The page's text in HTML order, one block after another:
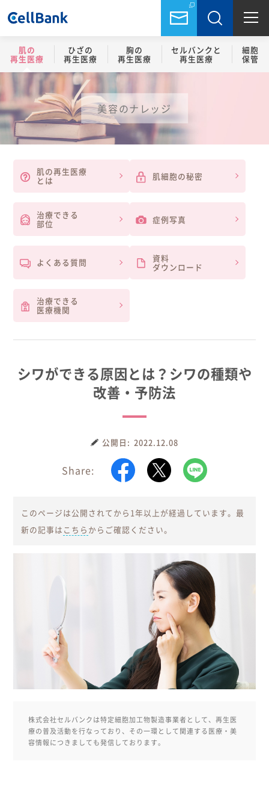
肌の
再生医療
ひざの
再生医療
胸の
再生医療
セルバンクと
再生医療
細胞
保管
美容のナレッジ
肌の再生医療
とは 肌細胞の秘密
治療できる
部位 症例写真
よくある質問 資料
ダウンロード
治療できる
医療機関
シワができる原因とは？シワの種類や
改善・予防法
2022.12.08
Share:
このページは公開されてから1年以上が経過しています。最
新の記事は こちら からご確認ください。
株式会社セルバンクは特定細胞加工物製造事業者として、再生医
療の普及活動を行なっており、その一環として関連する医療・美
容情報につきましても発信しております。